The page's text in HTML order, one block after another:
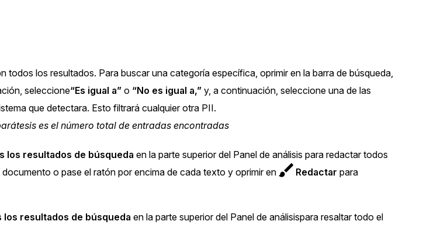
todos los resultados. Para buscar una categoría específica, oprimir en la barra de búsqueda,
seleccione“Es igual a” o “No es igual a,”y, a continuación, seleccione una de las
que detectara. Esto filtrará cualquier otra PII.
es el número total de entradas encontradas
los resultados de búsqueda en la parte superior del Panel de análisis para redactar todos
o pase el ratón por encima de cada texto y oprimir en
Redactar para
los resultados de búsqueda en la parte superior del Panel de análisispara resaltar todo el